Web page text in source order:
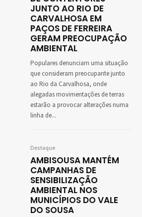
JUNTO AO RIO DE
CARVALHOSA EM
PAÇOS DE FERREIRA
GERAM PREOCUPAÇÃO
AMBIENTAL
Populares denunciam uma situação
que consideram preocupante junto
ao Rio da Carvalhosa, onde
alegadas movimentações de terras
estarão a provocar alterações numa
linha de...
Destaque
AMBISOUSA MANTÉM
CAMPANHAS DE
SENSIBILIZAÇÃO
AMBIENTAL NOS
MUNICÍPIOS DO VALE
DO SOUSA